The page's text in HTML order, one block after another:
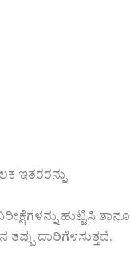
ಇತರರನ್ನು
ಹುಟ್ಟಿಸಿ ತಾನೂ
ದಾರಿಗೆಳಸುತ್ತದೆ.